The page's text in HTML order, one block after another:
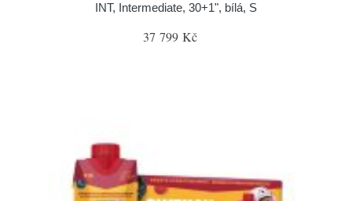
INT, Intermediate, 30+1", bílá, S
37 799 Kč